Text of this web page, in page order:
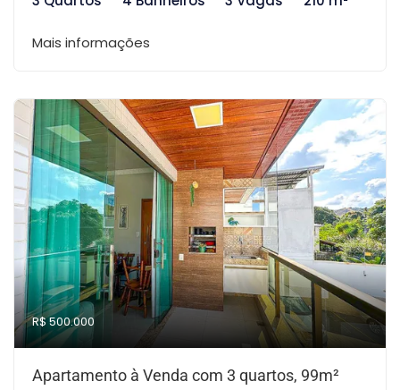
Mais informações
R$ 500.000
Apartamento à Venda com 3 quartos, 99m²